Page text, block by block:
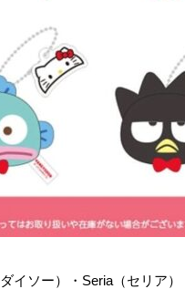
イソー）・Seria（セリア